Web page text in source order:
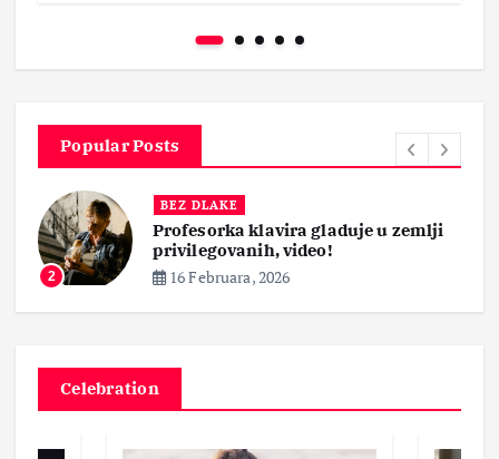
Popular Posts
2
BEZ DLAKE
Profesorka klavira gladuje u zemlji
privilegovanih, video!
16 Februara, 2026
Celebration